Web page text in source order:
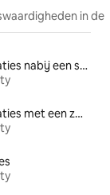
in de
Accommodaties nabij een strand
Accommodaties met een zwembad